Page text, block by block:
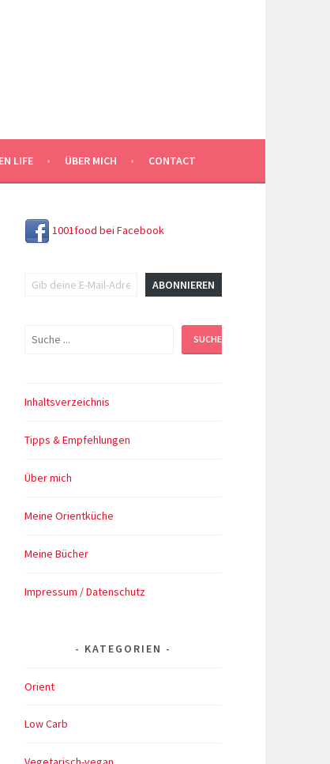
LIFE ÜBER MICH CONTACT
1001food bei Facebook
ABONNIEREN
Suchen SUCHEN
Inhaltsverzeichnis
Tipps & Empfehlungen
Über mich
Meine Orientküche
Meine Bücher
Impressum / Datenschutz
KATEGORIEN
Orient
Low Carb